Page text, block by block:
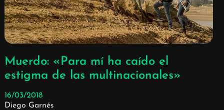
Muerdo: «Para mí ha caído el
estigma de las multinacionales»
16/03/2018
Diego Garnés